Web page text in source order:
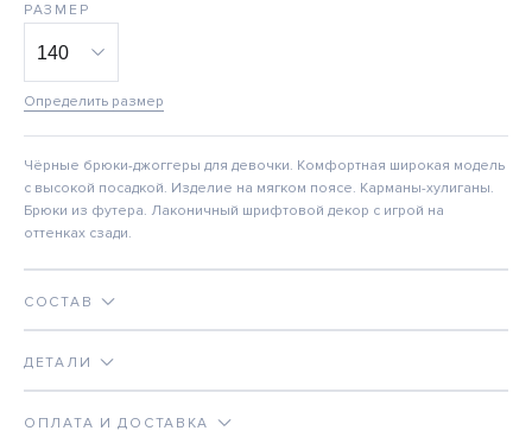
РАЗМЕР
Определить размер
Чёрные брюки-джоггеры для девочки. Комфортная широкая модель
с высокой посадкой. Изделие на мягком поясе. Карманы-хулиганы.
Брюки из футера. Лаконичный шрифтовой декор с игрой на
оттенках сзади.
СОСТАВ
ДЕТАЛИ
ОПЛАТА И ДОСТАВКА